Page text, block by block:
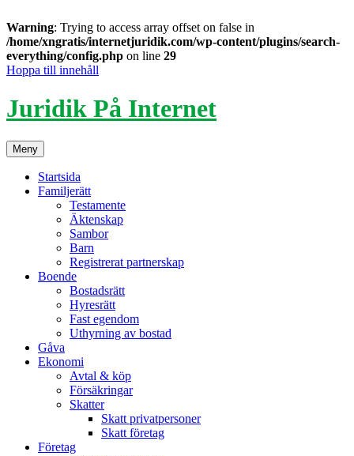
Warning: Trying to access array offset on false in
/home/xngratis/internetjuridik.com/wp-content/plugins/search-
everything/config.php on line 29
Hoppa till innehåll
Juridik På Internet
Meny
Startsida
Familjerätt
Testamente
Äktenskap
Sambor
Barn
Registrerat partnerskap
Boende
Bostadsrätt
Hyresrätt
Fast egendom
Uthyrning av bostad
Gåva
Ekonomi
Avtal & köp
Försäkringar
Skatter
Skatt privatpersoner
Skatt företag
Företag